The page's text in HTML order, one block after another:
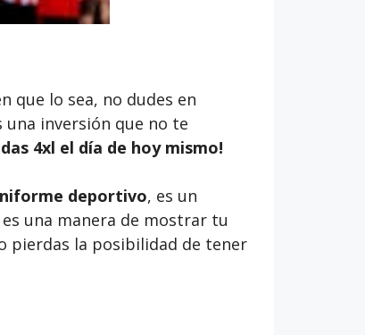
que lo sea, no dudes en
una inversión que no te
4xl el día de hoy mismo!
deportivo, es un
es una manera de mostrar tu
pierdas la posibilidad de tener